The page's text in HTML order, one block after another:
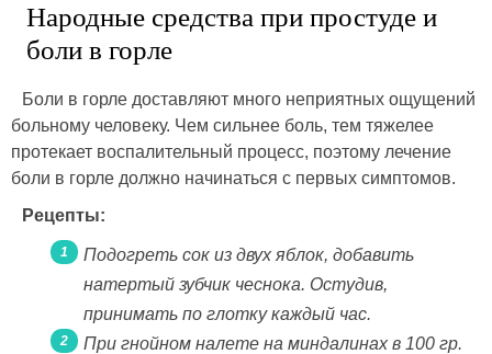
Народные средства при простуде и
боли в горле
Боли в горле доставляют много неприятных ощущений
больному человеку. Чем сильнее боль, тем тяжелее
протекает воспалительный процесс, поэтому лечение
боли в горле должно начинаться с первых симптомов.
Рецепты:
Подогреть сок из двух яблок, добавить
натертый зубчик чеснока. Остудив,
принимать по глотку каждый час.
При гнойном налете на миндалинах в 100 гр.